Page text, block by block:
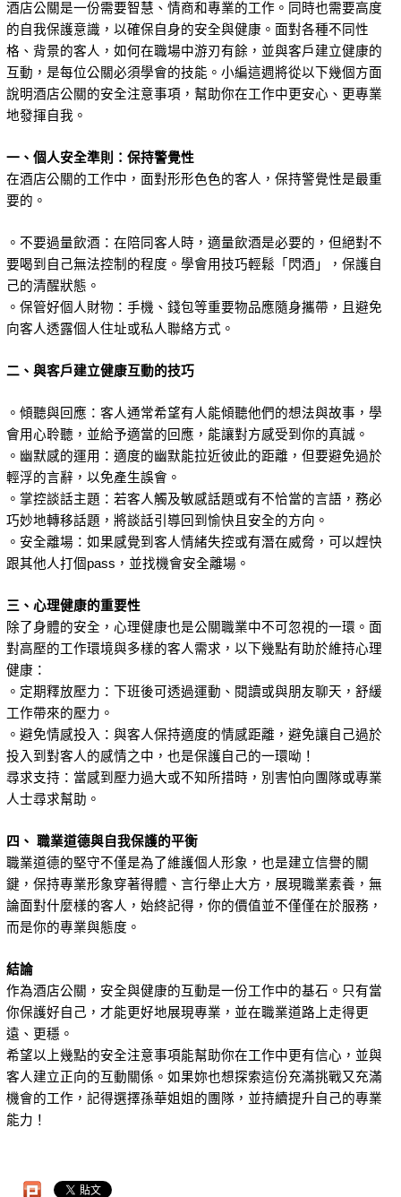
酒店公關是一份需要智慧、情商和專業的工作。同時也需要高度
的自我保護意識，以確保自身的安全與健康。面對各種不同性
格、背景的客人，如何在職場中游刃有餘，並與客戶建立健康的
互動，是每位公關必須學會的技能。小編這週將從以下幾個方面
說明酒店公關的安全注意事項，幫助你在工作中更安心、更專業
地發揮自我。
一、個人安全準則：保持警覺性
在酒店公關的工作中，面對形形色色的客人，保持警覺性是最重
要的。
。不要過量飲酒：在陪同客人時，適量飲酒是必要的，但絕對不
要喝到自己無法控制的程度。學會用技巧輕鬆「閃酒」，保護自
己的清醒狀態。
。保管好個人財物：手機、錢包等重要物品應隨身攜帶，且避免
向客人透露個人住址或私人聯絡方式。
二、與客戶建立健康互動的技巧
。傾聽與回應：客人通常希望有人能傾聽他們的想法與故事，學
會用心聆聽，並給予適當的回應，能讓對方感受到你的真誠。
。幽默感的運用：適度的幽默能拉近彼此的距離，但要避免過於
輕浮的言辭，以免產生誤會。
。掌控談話主題：若客人觸及敏感話題或有不恰當的言語，務必
巧妙地轉移話題，將談話引導回到愉快且安全的方向。
。安全離場：如果感覺到客人情緒失控或有潛在威脅，可以趕快
跟其他人打個pass，並找機會安全離場。
三、心理健康的重要性
除了身體的安全，心理健康也是公關職業中不可忽視的一環。面
對高壓的工作環境與多樣的客人需求，以下幾點有助於維持心理
健康：
。定期釋放壓力：下班後可透過運動、閱讀或與朋友聊天，舒緩
工作帶來的壓力。
。避免情感投入：與客人保持適度的情感距離，避免讓自己過於
投入到對客人的感情之中，也是保護自己的一環呦！
尋求支持：當感到壓力過大或不知所措時，別害怕向團隊或專業
人士尋求幫助。
四、 職業道德與自我保護的平衡
職業道德的堅守不僅是為了維護個人形象，也是建立信譽的關
鍵，保持專業形象穿著得體、言行舉止大方，展現職業素養，無
論面對什麼樣的客人，始終記得，你的價值並不僅僅在於服務，
而是你的專業與態度。
結論
作為酒店公關，安全與健康的互動是一份工作中的基石。只有當
你保護好自己，才能更好地展現專業，並在職業道路上走得更
遠、更穩。
希望以上幾點的安全注意事項能幫助你在工作中更有信心，並與
客人建立正向的互動關係。如果妳也想探索這份充滿挑戰又充滿
機會的工作，記得選擇孫華姐姐的團隊，並持續提升自己的專業
能力！